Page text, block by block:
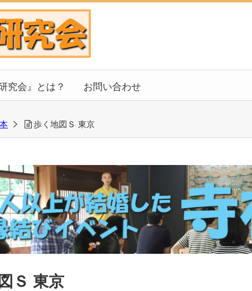
究会』とは？ お問い合わせ
歩く地図Ｓ 東京
Ｓ 東京